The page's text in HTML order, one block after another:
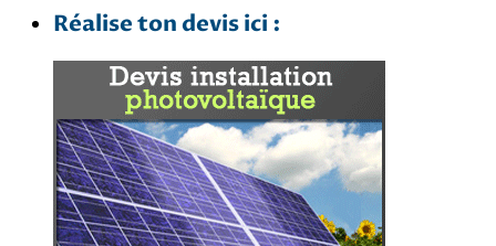
Réalise ton devis ici :